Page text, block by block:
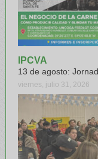
IPCVA
13 de agosto:
viernes, julio 31, 2026